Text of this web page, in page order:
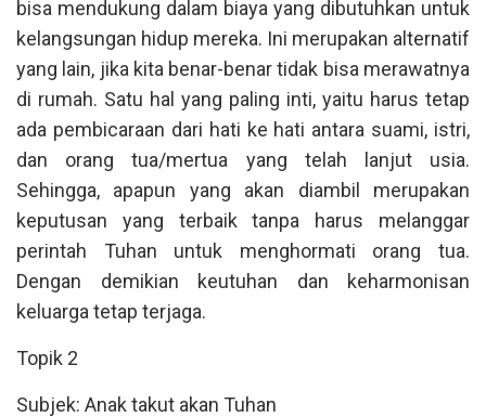
bisa mendukung dalam biaya yang dibutuhkan untuk
kelangsungan hidup mereka. Ini merupakan alternatif
yang lain, jika kita benar-benar tidak bisa merawatnya
di rumah. Satu hal yang paling inti, yaitu harus tetap
ada pembicaraan dari hati ke hati antara suami, istri,
dan orang tua/mertua yang telah lanjut usia.
Sehingga, apapun yang akan diambil merupakan
keputusan yang terbaik tanpa harus melanggar
perintah Tuhan untuk menghormati orang tua.
Dengan demikian keutuhan dan keharmonisan
keluarga tetap terjaga.
Topik 2
Subjek: Anak takut akan Tuhan